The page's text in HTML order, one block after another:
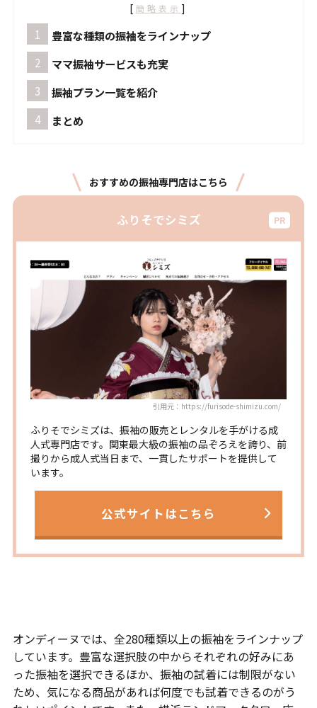
[ 簡略表示 ]
豊富な種類の振袖をラインナップ
ママ振袖サービスも充実
振袖プラン一覧を紹介
まとめ
おすすめの振袖専門店はこちら
ふりそでシミズ
引用元：https://furisode-shimizu.com/
ふりそでシミズは、振袖の販売とレンタルを手がける成
人式専門店です。関東最大級の振袖の品ぞろえを誇り、前
撮りから成人式当日まで、一貫したサポートを提供して
います。
公式サイトはこちら
オンディーヌでは、全280種類以上の振袖をラインナップ
しています。豊富な選択肢の中からそれぞれの好みにあ
った振袖を選択できるほか、振袖の試着には制限がない
ため、気になる商品があれば何度でも試着できるのがう